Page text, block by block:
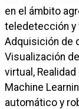
en el ámbito
teledetección y
Adquisición de
Visualización
virtual,
Machine
automático y